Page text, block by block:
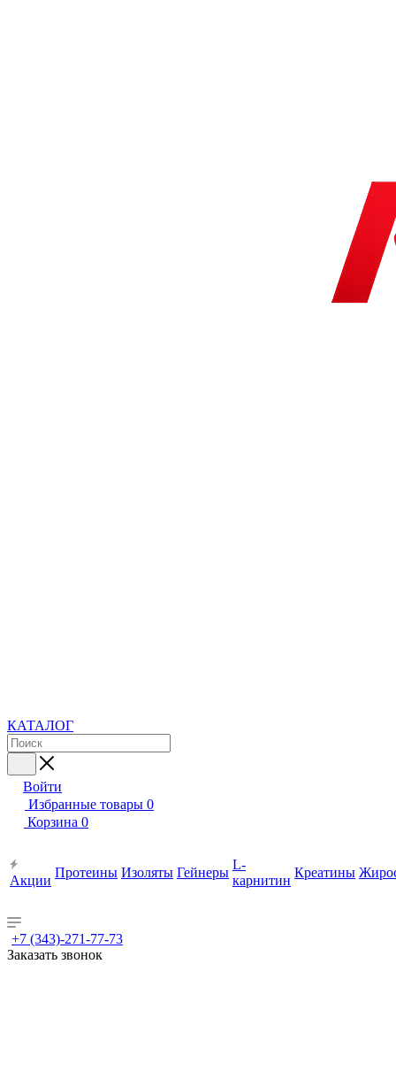
КАТАЛОГ
Войти
Избранные товары 0
Корзина 0
Акции
Протеины Изоляты Гейнеры
L-
карнитин
Креатины
+7 (343)-271-77-73
Заказать звонок